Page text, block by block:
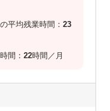
平均残業時間：23
間：22時間／月